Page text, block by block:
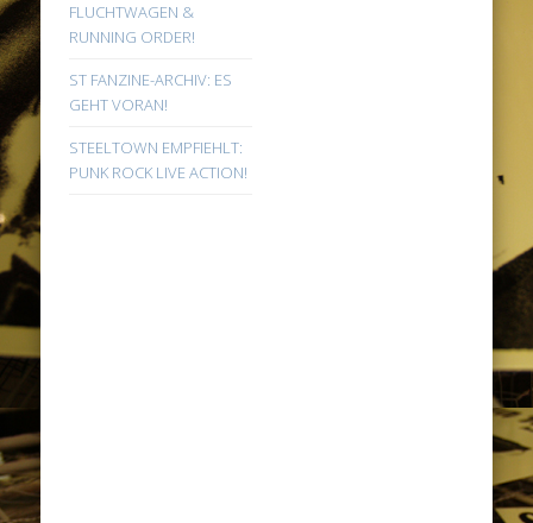
FLUCHTWAGEN &
RUNNING ORDER!
ST FANZINE-ARCHIV: ES
GEHT VORAN!
STEELTOWN EMPFIEHLT:
PUNK ROCK LIVE ACTION!